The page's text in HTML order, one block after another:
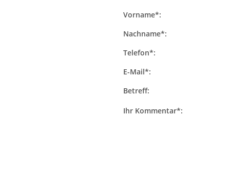
Vorname*:
Nachname*:
Telefon*:
E-Mail*:
Betreff:
Ihr Kommentar*: